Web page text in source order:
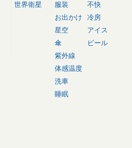
世界衛星
服装
お出かけ
星空
傘
紫外線
体感温度
洗車
睡眠
不快
冷房
アイス
ビール